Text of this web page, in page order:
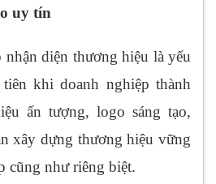
uy tín
diện thương hiệu là yếu
khi doanh nghiệp thành
ấn tượng, logo sáng tạo,
xây dựng thương hiệu vững
cũng như riêng biệt.